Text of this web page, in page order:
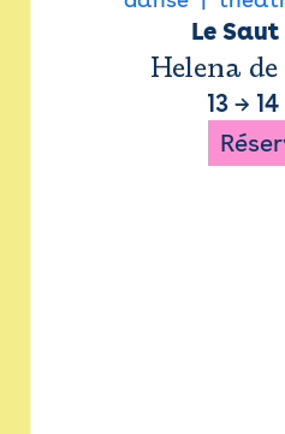
Le
Helena
13 →